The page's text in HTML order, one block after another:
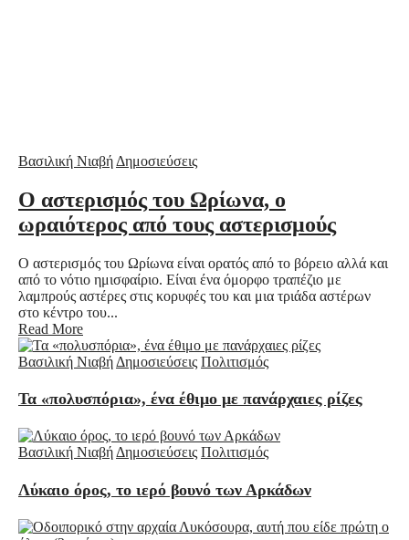
Βασιλική Νιαβή Δημοσιεύσεις
Ο αστερισμός του Ωρίωνα, ο
ωραιότερος από τους αστερισμούς
Ο αστερισμός του Ωρίωνα είναι ορατός από το βόρειο αλλά και
από το νότιο ημισφαίριο. Είναι ένα όμορφο τραπέζιο με
λαμπρούς αστέρες στις κορυφές του και μια τριάδα αστέρων
στο κέντρο του...
Read More
Βασιλική Νιαβή Δημοσιεύσεις Πολιτισμός
Τα «πολυσπόρια», ένα έθιμο με πανάρχαιες ρίζες
Βασιλική ΝιαβήΔημοσιεύσεις Πολιτισμός
Λύκαιο όρος, το ιερό βουνό των Αρκάδων